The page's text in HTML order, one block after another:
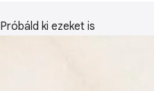
Próbáld ki ezeket is